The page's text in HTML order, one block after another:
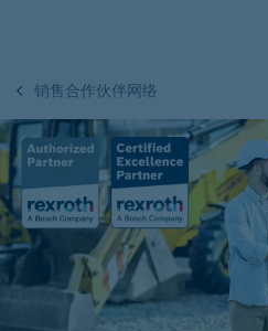
销售合作伙伴网络